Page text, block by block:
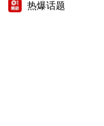
热爆话题